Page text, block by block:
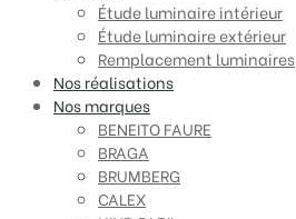
Étude luminaire intérieur
Étude luminaire extérieur
Remplacement luminaires
Nos réalisations
Nos marques
BENEITO FAURE
BRAGA
BRUMBERG
CALEX